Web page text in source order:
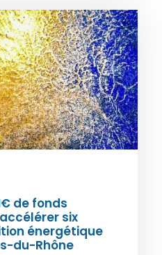
de fonds
six
énergétique
du-Rhône